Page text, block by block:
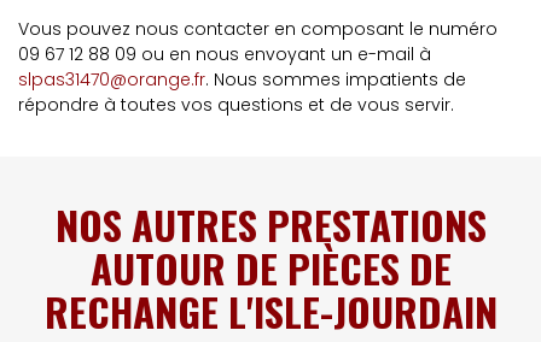
Vous pouvez nous contacter en composant le numéro
09 67 12 88 09 ou en nous envoyant un e-mail à
slpas31470@orange.fr. Nous sommes impatients de
répondre à toutes vos questions et de vous servir.
NOS AUTRES PRESTATIONS
AUTOUR DE PIÈCES DE
RECHANGE L'ISLE-JOURDAIN